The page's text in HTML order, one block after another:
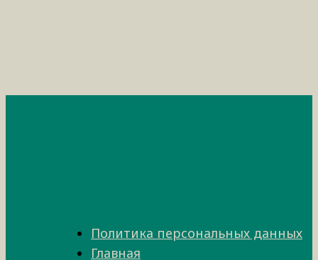
Политика персональных данных
Главная